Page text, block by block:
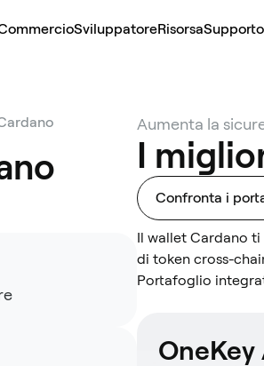
SviluppatoreRisorsaSupporto
Aumenta la
I
Confronta i
Il wallet Cardano
di token cross-
Portafoglio
OneKey